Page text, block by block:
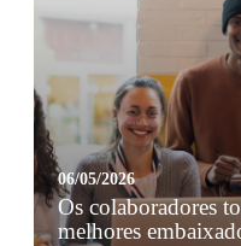
06/05/2026
Os colaboradores
melhores